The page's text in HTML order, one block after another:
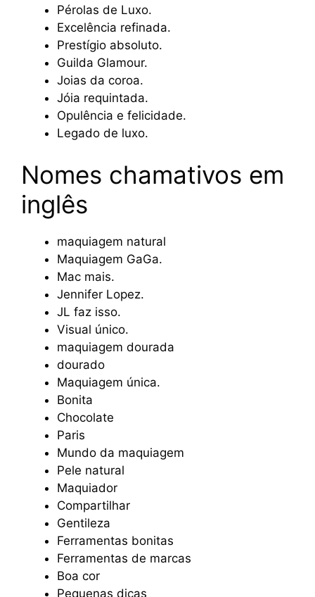
Pérolas de Luxo.
Excelência refinada.
Prestígio absoluto.
Guilda Glamour.
Joias da coroa.
Jóia requintada.
Opulência e felicidade.
Legado de luxo.
Nomes chamativos em
inglês
maquiagem natural
Maquiagem GaGa.
Mac mais.
Jennifer Lopez.
JL faz isso.
Visual único.
maquiagem dourada
dourado
Maquiagem única.
Bonita
Chocolate
Paris
Mundo da maquiagem
Pele natural
Maquiador
Compartilhar
Gentileza
Ferramentas bonitas
Ferramentas de marcas
Boa cor
Pequenas dicas